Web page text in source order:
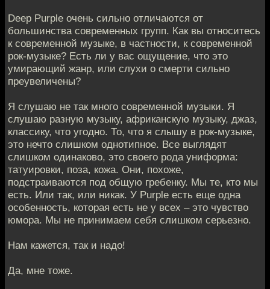
Deep Purple очень сильно отличаются от
большинства современных групп. Как вы относитесь
к современной музыке, в частности, к современной
рок-музыке? Есть ли у вас ощущение, что это
умирающий жанр, или слухи о смерти сильно
преувеличены?
Я слушаю не так много современной музыки. Я
слушаю разную музыку, африканскую музыку, джаз,
классику, что угодно. То, что я слышу в рок-музыке,
это нечто слишком однотипное. Все выглядят
слишком одинаково, это своего рода униформа:
татуировки, поза, кожа. Они, похоже,
подстраиваются под общую гребенку. Мы те, кто мы
есть. Или так, или никак. У Purple есть еще одна
особенность, которая есть не у всех – это чувство
юмора. Мы не принимаем себя слишком серьезно.
Нам кажется, так и надо!
Да, мне тоже.